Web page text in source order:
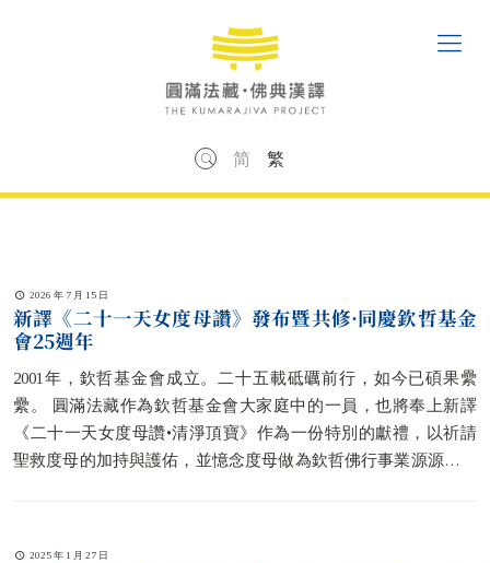
简 繁
2026 年 7 月 15 日
新譯《二十一天女度母讚》發布暨共修·同慶欽哲基金
會25週年
2001年，欽哲基金會成立。二十五載砥礪前行，如今已碩果纍
纍。 圓滿法藏作為欽哲基金會大家庭中的一員，也將奉上新譯
《二十一天女度母讚•清淨頂寶》作為一份特別的獻禮，以祈請
聖救度母的加持與護佑，並憶念度母做為欽哲佛行事業源源不斷
2025 年 1 月 27 日